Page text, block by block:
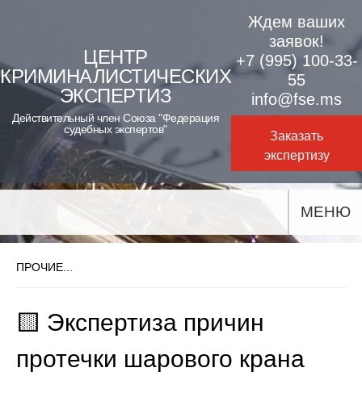
content
ЦЕНТР
КРИМИНАЛИСТИЧЕСКИХ
ЭКСПЕРТИЗ
Действительный член Союза "Федерация
судебных экспертов"
Ждем ваших
заявок!
+7 (995) 100-33-
55
info@fse.ms
Заказать
экспертизу
МЕНЮ
ПРОЧИЕ...
🟨 Экспертиза причин
протечки шарового крана